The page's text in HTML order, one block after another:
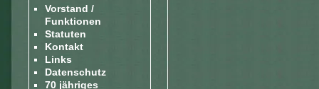
Vorstand /
Funktionen
Statuten
Kontakt
Links
Datenschutz
70 jähriges